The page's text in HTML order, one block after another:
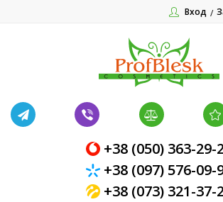
Вход
+38 (050) 363-29-
+38 (097) 576-09-
+38 (073) 321-37-